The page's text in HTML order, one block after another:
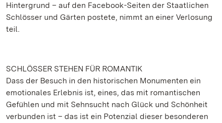
Hintergrund – auf den Facebook-Seiten der Staatlichen
Schlösser und Gärten postete, nimmt an einer Verlosung
teil.
SCHLÖSSER STEHEN FÜR ROMANTIK
Dass der Besuch in den historischen Monumenten ein
emotionales Erlebnis ist, eines, das mit romantischen
Gefühlen und mit Sehnsucht nach Glück und Schönheit
verbunden ist – das ist ein Potenzial dieser besonderen